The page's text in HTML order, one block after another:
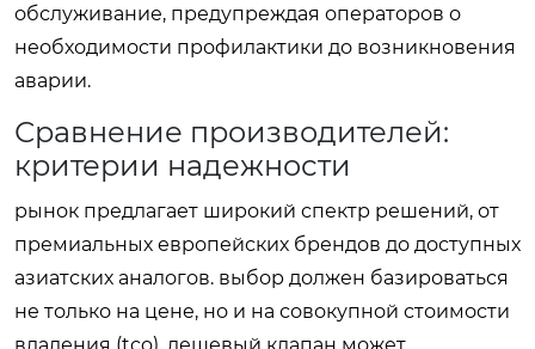
обслуживание, предупреждая операторов о
необходимости профилактики до возникновения
аварии.
Сравнение производителей:
критерии надежности
рынок предлагает широкий спектр решений, от
премиальных европейских брендов до доступных
азиатских аналогов. выбор должен базироваться
не только на цене, но и на совокупной стоимости